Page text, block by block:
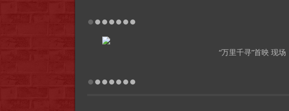
“万里千寻”首映 现场